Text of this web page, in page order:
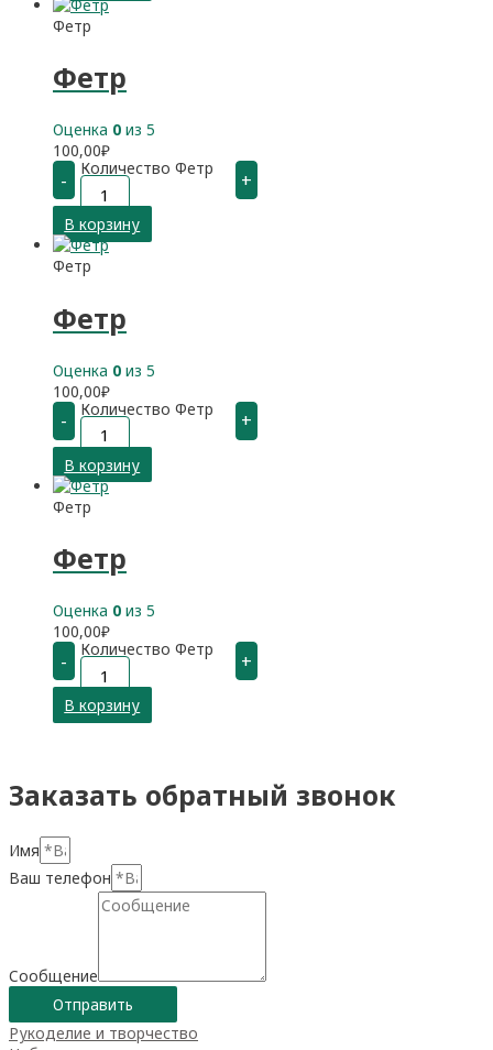
Фетр
Фетр
Оценка 0 из 5
100,00₽
- Количество Фетр +
В корзину
Фетр
Фетр
Оценка 0 из 5
100,00₽
- Количество Фетр +
В корзину
Фетр
Фетр
Оценка 0 из 5
100,00₽
- Количество Фетр +
В корзину
Заказать обратный звонок
Имя
Ваш телефон
Сообщение
Отправить
Рукоделие и творчество